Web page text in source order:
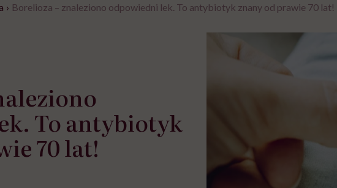
› Borelioza – znaleziono odpowiedni lek. To antybiotyk znany od prawie 70 lat!
To antybiotyk
70 lat!